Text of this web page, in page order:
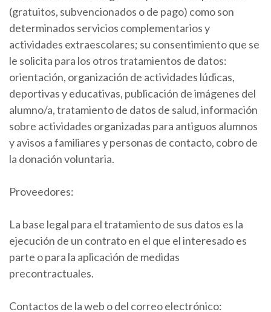
(gratuitos, subvencionados o de pago) como son
determinados servicios complementarios y
actividades extraescolares; su consentimiento que se
le solicita para los otros tratamientos de datos:
orientación, organización de actividades lúdicas,
deportivas y educativas, publicación de imágenes del
alumno/a, tratamiento de datos de salud, información
sobre actividades organizadas para antiguos alumnos
y avisos a familiares y personas de contacto, cobro de
la donación voluntaria.
Proveedores:
La base legal para el tratamiento de sus datos es la
ejecución de un contrato en el que el interesado es
parte o para la aplicación de medidas
precontractuales.
Contactos de la web o del correo electrónico: